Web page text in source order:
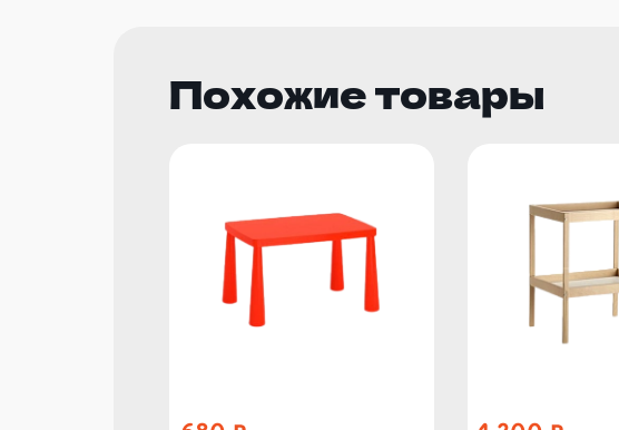
Похожие товары